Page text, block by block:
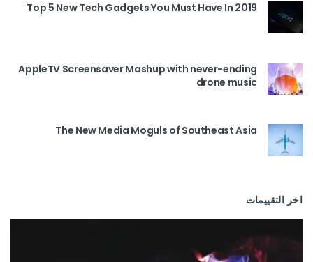
Top 5 New Tech Gadgets You Must Have In 2019
AppleTV Screensaver Mashup with never-ending
drone music
The New Media Moguls of Southeast Asia
اخر التقييمات